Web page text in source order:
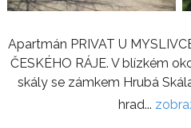
Apartmán PRIVAT U
ČESKÉHO RÁJE. V blízkém
skály se zámkem Hrubá
hrad...